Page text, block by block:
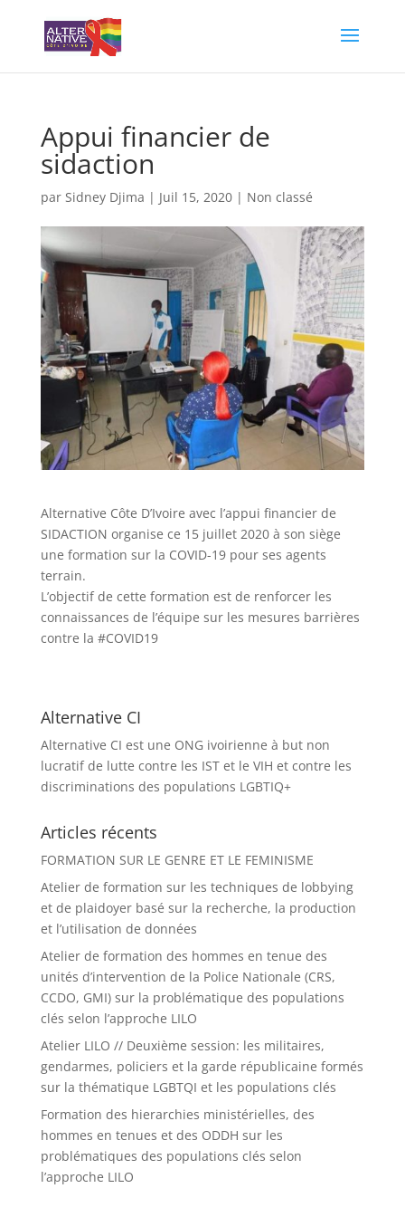
Appui financier de
sidaction
par Sidney Djima | Juil 15, 2020| Non classé
Alternative Côte D’Ivoire avec l’appui financier de
SIDACTION organise ce 15 juillet 2020 à son siège
une formation sur la COVID-19 pour ses agents
terrain.
L’objectif de cette formation est de renforcer les
connaissances de l’équipe sur les mesures barrières
contre la #COVID19
Alternative CI
Alternative CI est une ONG ivoirienne à but non
lucratif de lutte contre les IST et le VIH et contre les
discriminations des populations LGBTIQ+
Articles récents
FORMATION SUR LE GENRE ET LE FEMINISME
Atelier de formation sur les techniques de lobbying
et de plaidoyer basé sur la recherche, la production
et l’utilisation de données
Atelier de formation des hommes en tenue des
unités d’intervention de la Police Nationale (CRS,
CCDO, GMI) sur la problématique des populations
clés selon l’approche LILO
Atelier LILO // Deuxième session: les militaires,
gendarmes, policiers et la garde républicaine formés
sur la thématique LGBTQI et les populations clés
Formation des hierarchies ministérielles, des
hommes en tenues et des ODDH sur les
problématiques des populations clés selon
l’approche LILO